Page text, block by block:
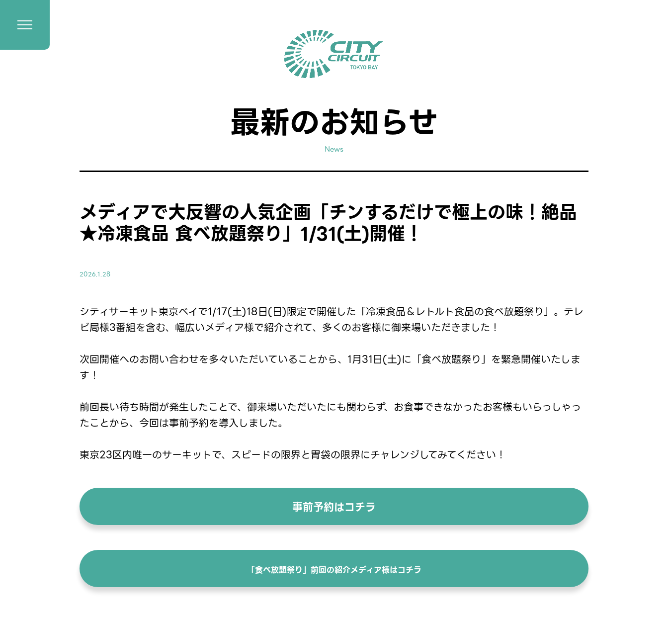
最新のお知らせ
News
メディアで大反響の人気企画「チンするだけで極上の味！絶品
★冷凍食品 食べ放題祭り」1/31(土)開催！
2026.1.28
シティサーキット東京ベイで1/17(土)18日(日)限定で開催した「冷凍食品＆レトルト食品の食べ放題祭り」。テレ
ビ局様3番組を含む、幅広いメディア様で紹介されて、多くのお客様に御来場いただきました！
次回開催へのお問い合わせを多々いただいていることから、1月31日(土)に「食べ放題祭り」を緊急開催いたしま
す！
前回長い待ち時間が発生したことで、御来場いただいたにも関わらず、お食事できなかったお客様もいらっしゃっ
たことから、今回は事前予約を導入しました。
東京23区内唯一のサーキットで、スピードの限界と胃袋の限界にチャレンジしてみてください！
事前予約はコチラ
「食べ放題祭り」前回の紹介メディア様はコチラ